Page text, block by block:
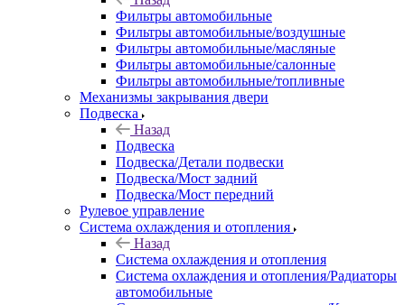
Фильтры автомобильные
Фильтры автомобильные/воздушные
Фильтры автомобильные/масляные
Фильтры автомобильные/салонные
Фильтры автомобильные/топливные
Механизмы закрывания двери
Подвеска
Назад
Подвеска
Подвеска/Детали подвески
Подвеска/Мост задний
Подвеска/Мост передний
Рулевое управление
Система охлаждения и отопления
Назад
Система охлаждения и отопления
Система охлаждения и отопления/Радиаторы
автомобильные